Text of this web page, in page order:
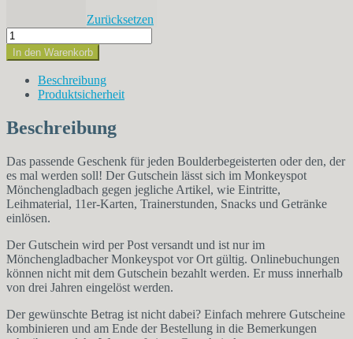
Zurücksetzen
Gutschein
Monkeyspot
Mönchengladbach
Menge
In den Warenkorb
Beschreibung
Produktsicherheit
Beschreibung
Das passende Geschenk für jeden Boulderbegeisterten oder den, der
es mal werden soll! Der Gutschein lässt sich im Monkeyspot
Mönchengladbach gegen jegliche Artikel, wie Eintritte,
Leihmaterial, 11er-Karten, Trainerstunden, Snacks und Getränke
einlösen.
Der Gutschein wird per Post versandt und ist nur im
Mönchengladbacher Monkeyspot vor Ort gültig. Onlinebuchungen
können nicht mit dem Gutschein bezahlt werden. Er muss innerhalb
von drei Jahren eingelöst werden.
Der gewünschte Betrag ist nicht dabei? Einfach mehrere Gutscheine
kombinieren und am Ende der Bestellung in die Bemerkungen